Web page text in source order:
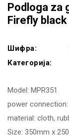
Podloga za
Firefly black
Шифра:
Категорија:
Model: MPR351
power connection:
material: cloth,
Size: 350mm x